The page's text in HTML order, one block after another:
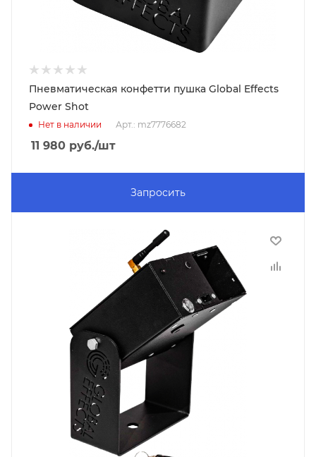
Пневматическая конфетти пушка Global Effects
Power Shot
Нет в наличии Арт.: mz7776682
11 980 руб./шт
Запросить